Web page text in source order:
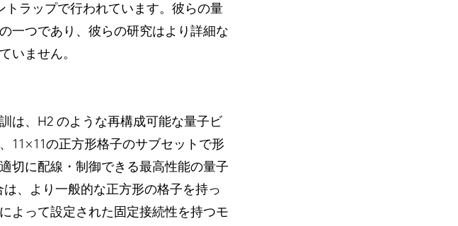
ラップで行われています。彼らの量
一つであり、彼らの研究はより詳細な
いません。
は、H2 のような再構成可能な量子ビ
11×11の正方形格子のサブセットで形
切に配線・制御できる最高性能の量子
、より一般的な正方形の格子を持っ
よって設定された固定接続性を持つモ